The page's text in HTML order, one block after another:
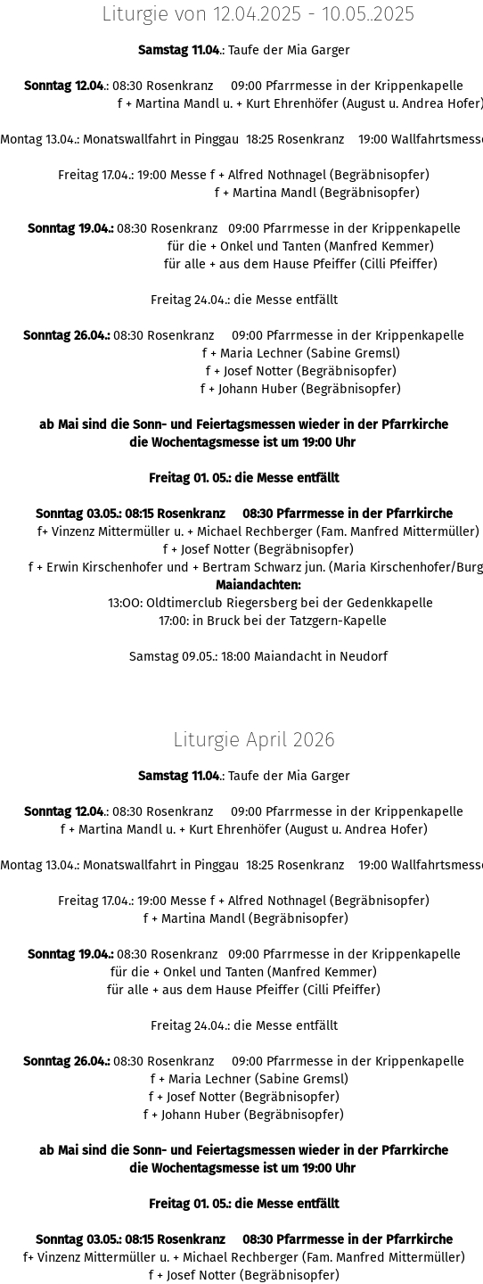
Liturgie von 12.04.2025 - 10.05..2025
Samstag 11.04.: Taufe der Mia Garger
Sonntag 12.04.: 08:30 Rosenkranz 09:00 Pfarrmesse in der Krippenkapelle
f + Martina Mandl u. + Kurt Ehrenhöfer (August u. Andrea
Montag 13.04.: Monatswallfahrt in Pinggau 18:25 Rosenkranz 19:00
Freitag 17.04.: 19:00 Messe f + Alfred Nothnagel (Begräbnisopfer)
f + Martina Mandl (Begräbnisopfer)
Sonntag 19.04.:08:30 Rosenkranz 09:00 Pfarrmesse in der Krippenkapelle
für die + Onkel und Tanten (Manfred Kemmer)
für alle + aus dem Hause Pfeiffer (Cilli Pfeiffer)
Freitag 24.04.: die Messe entfällt
Sonntag 26.04.:08:30 Rosenkranz 09:00 Pfarrmesse in der Krippenkapelle
f + Maria Lechner (Sabine Gremsl)
f + Josef Notter (Begräbnisopfer)
f + Johann Huber (Begräbnisopfer)
ab Mai sind die Sonn- und Feiertagsmessen wieder in der Pfarrkirche
die Wochentagsmesse ist um 19:00 Uhr
Freitag 01. 05.: die Messe entfällt
Sonntag 03.05.: 08:15 Rosenkranz 08:30 Pfarrmesse in der Pfarrkirche
f+ Vinzenz Mittermüller u. + Michael Rechberger (Fam. Manfred Mittermüller)
f + Josef Notter (Begräbnisopfer)
f + Erwin Kirschenhofer und + Bertram Schwarz jun. (Maria Kirschenhofer/
Maiandachten:
13:OO: Oldtimerclub Riegersberg bei der Gedenkkapelle
17:00: in Bruck bei der Tatzgern-Kapelle
Samstag 09.05.: 18:00 Maiandacht in Neudorf
Liturgie April 2026
Samstag 11.04.: Taufe der Mia Garger
Sonntag 12.04.: 08:30 Rosenkranz 09:00 Pfarrmesse in der Krippenkapelle
f + Martina Mandl u. + Kurt Ehrenhöfer (August u. Andrea Hofer)
Montag 13.04.: Monatswallfahrt in Pinggau 18:25 Rosenkranz 19:00
Freitag 17.04.: 19:00 Messe f + Alfred Nothnagel (Begräbnisopfer)
f + Martina Mandl (Begräbnisopfer)
Sonntag 19.04.:08:30 Rosenkranz 09:00 Pfarrmesse in der Krippenkapelle
für die + Onkel und Tanten (Manfred Kemmer)
für alle + aus dem Hause Pfeiffer (Cilli Pfeiffer)
Freitag 24.04.: die Messe entfällt
Sonntag 26.04.:08:30 Rosenkranz 09:00 Pfarrmesse in der Krippenkapelle
f + Maria Lechner (Sabine Gremsl)
f + Josef Notter (Begräbnisopfer)
f + Johann Huber (Begräbnisopfer)
ab Mai sind die Sonn- und Feiertagsmessen wieder in der Pfarrkirche
die Wochentagsmesse ist um 19:00 Uhr
Freitag 01. 05.: die Messe entfällt
Sonntag 03.05.: 08:15 Rosenkranz 08:30 Pfarrmesse in der Pfarrkirche
f+ Vinzenz Mittermüller u. + Michael Rechberger (Fam. Manfred Mittermüller)
f + Josef Notter (Begräbnisopfer)